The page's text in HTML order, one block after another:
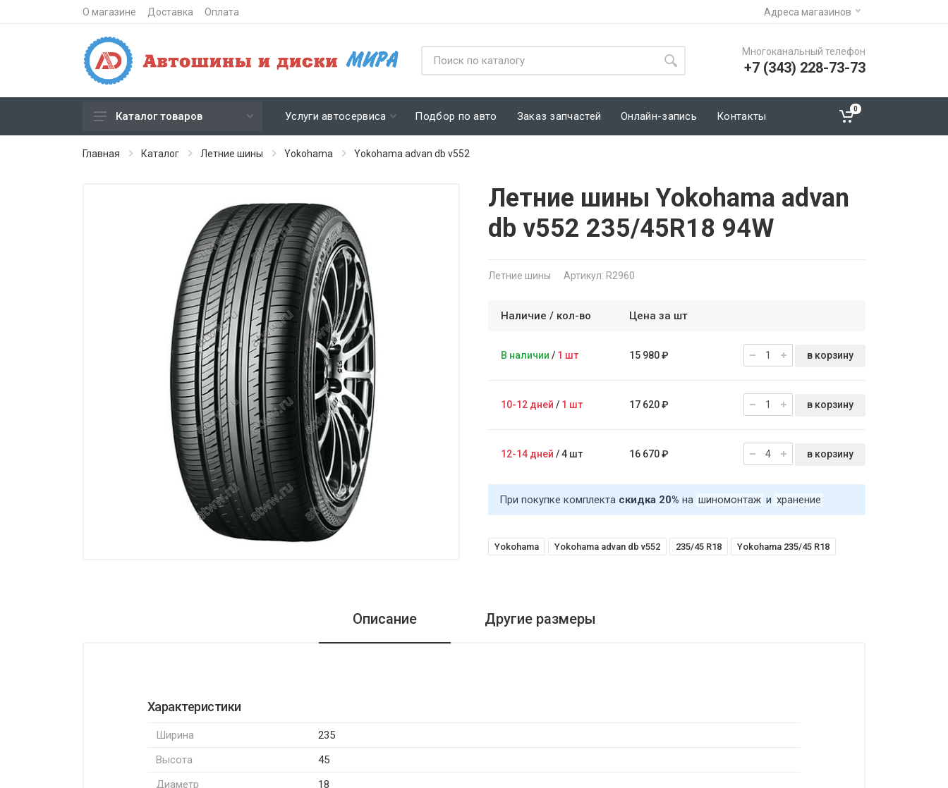
О магазине Доставка Оплата Адреса магазинов
Многоканальный телефон
+7 (343) 228-73-73
Зимние шипованные шины
Штампованные диски
Каталог товаров Услуги автосервиса Подбор по авто Заказ запчастей Онлайн-запись Контакты
0
Главная Каталог Летние шины Yokohama Yokohama advan db v552
Летние шины Yokohama advan
db v552 235/45R18 94W
Летние шины Артикул: R2960
Наличие / кол-во Цена за шт
В наличии / 1 шт 15 980 ₽ в корзину
10-12 дней / 1 шт 17 620 ₽ в корзину
12-14 дней /4 шт 16 670 ₽ в корзину
При покупке комплекта скидка 20% на шиномонтаж и хранение
Yokohama Yokohama advan db v552 235/45 R18 Yokohama 235/45 R18
Описание Другие размеры
Характеристики
Ширина
235
Высота
45
Диаметр
18